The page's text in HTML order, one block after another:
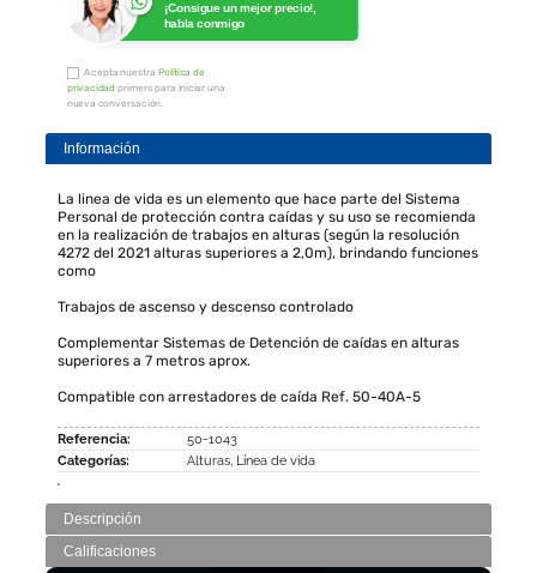
¡Consigue un mejor precio!,
habla conmigo
Acepta nuestra Política de
privacidad primero para iniciar una
nueva conversación.
Información
Descripción
Calificaciones
La linea de vida es un elemento que hace parte del Sistema
Personal de protección contra caídas y su uso se recomienda
en la realización de trabajos en alturas (según la resolución
4272 del 2021 alturas superiores a 2,0m), brindando funciones
como
Trabajos de ascenso y descenso controlado
Complementar Sistemas de Detención de caídas en alturas
superiores a 7 metros aprox.
Compatible con arrestadores de caída Ref. 50-40A-5
Referencia:
50-1043
Categorías:
Alturas Línea de vida